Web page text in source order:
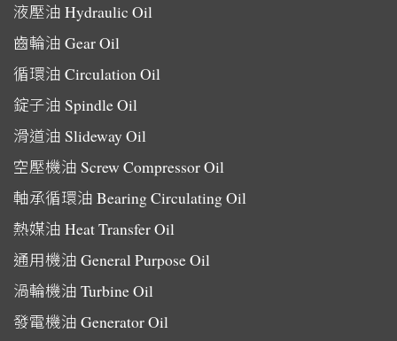
液壓油 Hydraulic Oil
齒輪油 Gear Oil
循環油 Circulation Oil
錠子油 Spindle Oil
滑道油 Slideway Oil
空壓機油 Screw Compressor Oil
軸承循環油 Bearing Circulating Oil
熱媒油 Heat Transfer Oil
通用機油 General Purpose Oil
渦輪機油 Turbine Oil
發電機油 Generator Oil